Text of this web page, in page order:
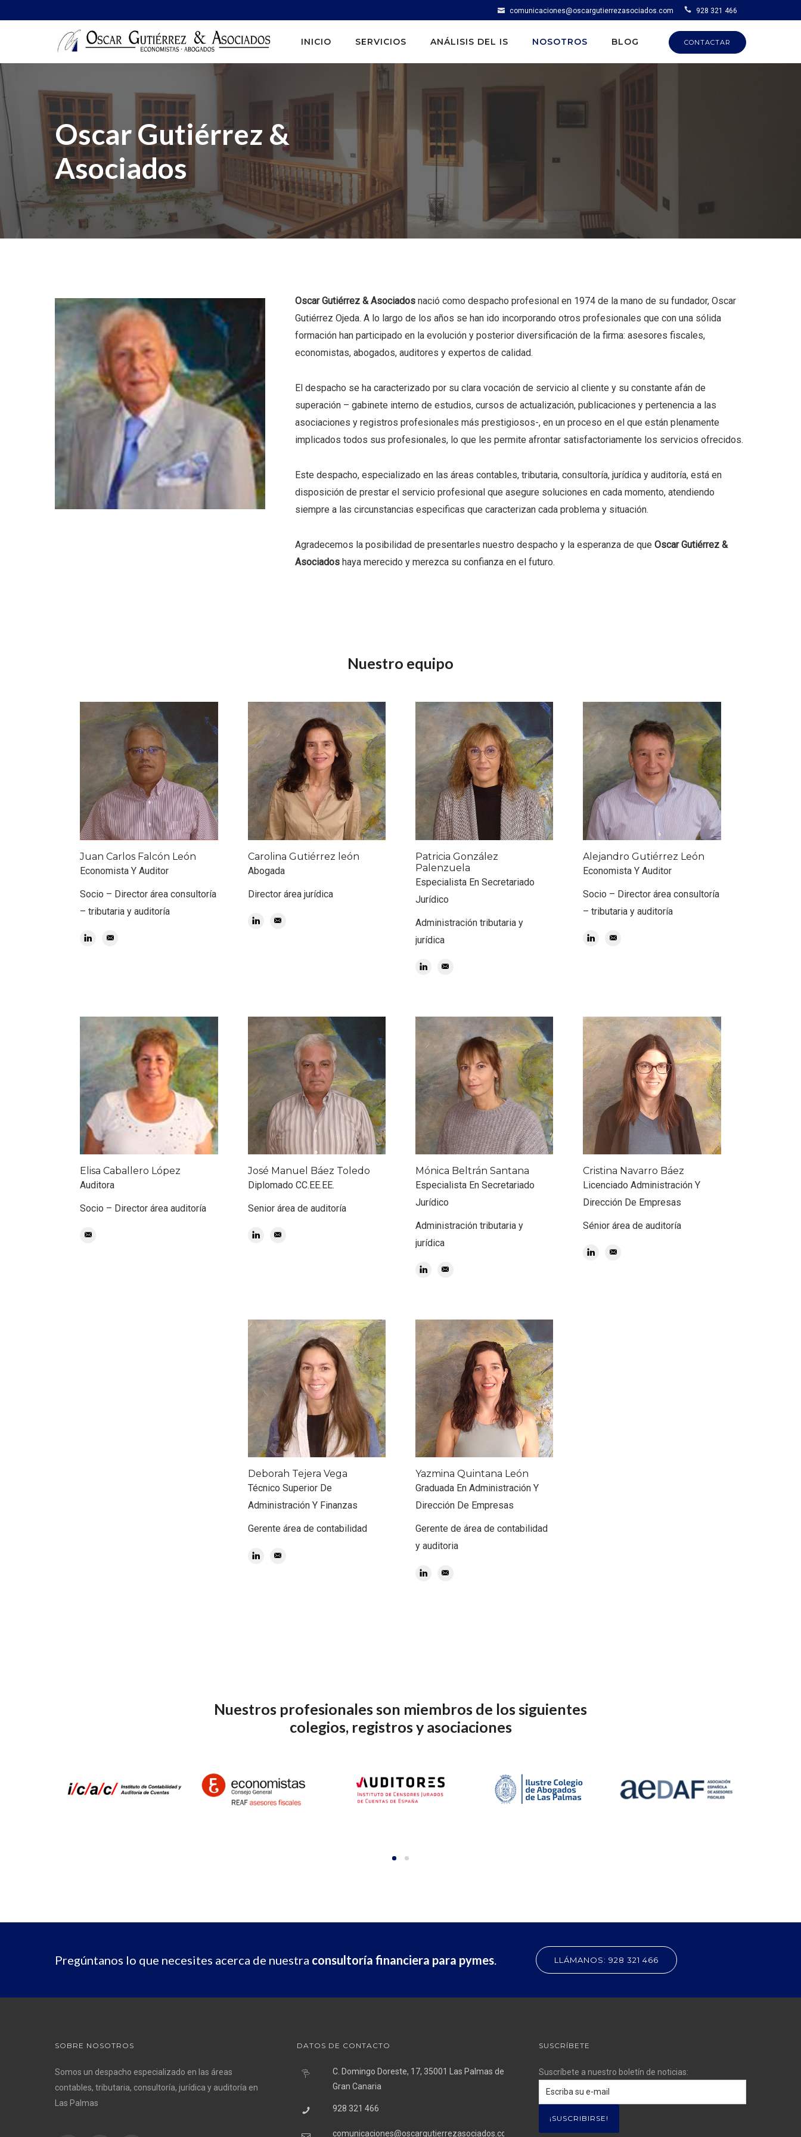
comunicaciones@oscargutierrezasociados.com 928 321 466
CONTACTAR
INICIO SERVICIOS ANÁLISIS DEL IS NOSOTROS BLOG
Oscar Gutiérrez &
Asociados
Oscar Gutiérrez & Asociados nació como despacho profesional en 1974 de la mano de su fundador, Oscar
Gutiérrez Ojeda. A lo largo de los años se han ido incorporando otros profesionales que con una sólida
formación han participado en la evolución y posterior diversificación de la firma: asesores fiscales,
economistas, abogados, auditores y expertos de calidad.
El despacho se ha caracterizado por su clara vocación de servicio al cliente y su constante afán de
superación – gabinete interno de estudios, cursos de actualización, publicaciones y pertenencia a las
asociaciones y registros profesionales más prestigiosos-, en un proceso en el que están plenamente
implicados todos sus profesionales, lo que les permite afrontar satisfactoriamente los servicios ofrecidos.
Este despacho, especializado en las áreas contables, tributaria, consultoría, jurídica y auditoría, está en
disposición de prestar el servicio profesional que asegure soluciones en cada momento, atendiendo
siempre a las circunstancias especificas que caracterizan cada problema y situación.
Agradecemos la posibilidad de presentarles nuestro despacho y la esperanza de queOscar Gutiérrez &
Asociados haya merecido y merezca su confianza en el futuro.
Nuestro equipo
Juan Carlos Falcón León
Economista Y Auditor
Socio – Director área consultoría
– tributaria y auditoría
Carolina Gutiérrez león
Abogada
Director área jurídica
Patricia González
Palenzuela
Especialista En Secretariado
Jurídico
Administración tributaria y
jurídica
Alejandro Gutiérrez León
Economista Y Auditor
Socio – Director área consultoría
– tributaria y auditoría
Elisa Caballero López
Auditora
Socio – Director área auditoría
José Manuel Báez Toledo
Diplomado CC.EE.EE.
Senior área de auditoría
Mónica Beltrán Santana
Especialista En Secretariado
Jurídico
Administración tributaria y
jurídica
Cristina Navarro Báez
Licenciado Administración Y
Dirección De Empresas
Sénior área de auditoría
Deborah Tejera Vega
Técnico Superior De
Administración Y Finanzas
Gerente área de contabilidad
Yazmina Quintana León
Graduada En Administración Y
Dirección De Empresas
Gerente de área de contabilidad
y auditoria
Nuestros profesionales son miembros de los siguientes
colegios, registros y asociaciones
Pregúntanos lo que necesites acerca de nuestra consultoría financiera para pymes LLÁMANOS: 928 321 466
SOBRE NOSOTROS
Somos un despacho especializado en las áreas
contables, tributaria, consultoría, jurídica y auditoría en
Las Palmas
DATOS DE CONTACTO
C. Domingo Doreste, 17, 35001 Las Palmas de
Gran Canaria
928 321 466
comunicaciones@oscargutierrezasociados.com
SUSCRÍBETE
Suscríbete a nuestro boletín de noticias: